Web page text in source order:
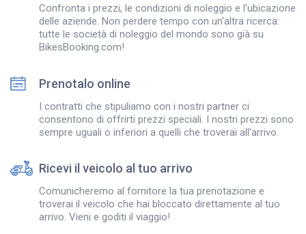
Confronta i prezzi, le condizioni di noleggio e l'ubicazione
delle aziende. Non perdere tempo con un'altra ricerca:
tutte le società di noleggio del mondo sono già su
BikesBooking.com!
Prenotalo online
I contratti che stipuliamo con i nostri partner ci
consentono di offrirti prezzi speciali. I nostri prezzi sono
sempre uguali o inferiori a quelli che troverai all'arrivo.
Ricevi il veicolo al tuo arrivo
Comunicheremo al fornitore la tua prenotazione e
troverai il veicolo che hai bloccato direttamente al tuo
arrivo. Vieni e goditi il viaggio!